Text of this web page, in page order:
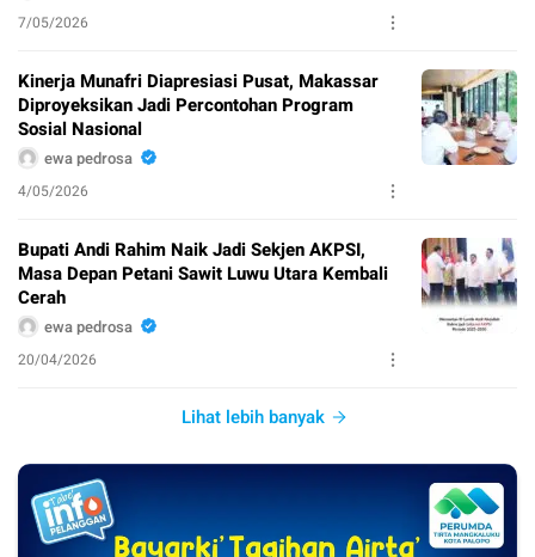
7/05/2026
Kinerja Munafri Diapresiasi Pusat, Makassar
Diproyeksikan Jadi Percontohan Program
Sosial Nasional
ewa pedrosa
4/05/2026
Bupati Andi Rahim Naik Jadi Sekjen AKPSI,
Masa Depan Petani Sawit Luwu Utara Kembali
Cerah
ewa pedrosa
20/04/2026
Lihat lebih banyak